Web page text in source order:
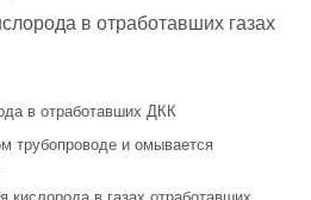
в отработавших газах
в отработавших ДКК
трубопроводе и омывается